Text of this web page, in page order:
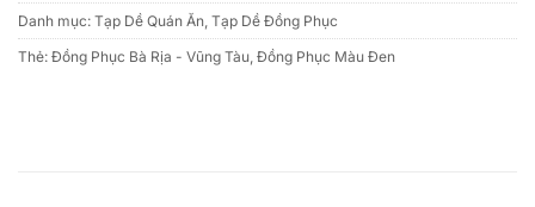
Danh mục: Tạp Dề Quán Ăn, Tạp Dề Đồng Phục
Thẻ: Đồng Phục Bà Rịa - Vũng Tàu, Đồng Phục Màu Đen